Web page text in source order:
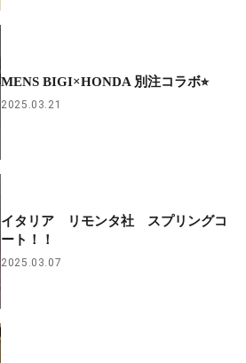
MENS BIGI×HONDA 別注コラボ⭐︎
2025.03.21
イタリア リモンタ社 スプリングコ
ート！！
2025.03.07